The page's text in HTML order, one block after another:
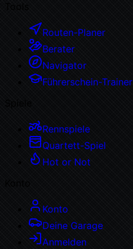
Tools
Routen-Planer
Berater
Navigator
Führerschein-Trainer
Spiele
Rennspiele
Quartett-Spiel
Hot or Not
Konto
Konto
Deine Garage
Anmelden